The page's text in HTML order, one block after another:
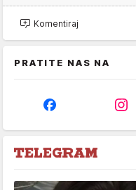
Komentiraj
PRATITE NAS NA